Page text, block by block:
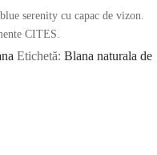
serenity cu capac de vizon.
CITES.
Etichetă: Blana naturala de